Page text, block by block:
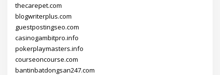
thecarepet.com
blogwriterplus.com
guestpostingseo.com
casinogambitpro.info
pokerplaymasters.info
courseoncourse.com
bantinbatdongsan247.com